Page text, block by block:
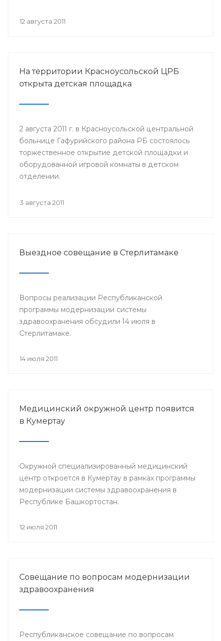
руководство и медицинский персонал РВФД,
12 августа 2011
На территории Красноусольской ЦРБ
открыта детская площадка
2 августа 2011 г. в Красноусольской центральной
больнице Гафурийского района РБ состоялось
торжественное открытие детской площадки и
оборудованной игровой комнаты в детском
отделении.
3 августа 2011
Выездное совещание в Стерлитамаке
Вопросы реализации Республиканской
программы модернизации системы
здравоохранения обсудили 14 июля в
Стерлитамаке.
14 июля 2011
Медицинский окружной центр появится
в Кумертау
Окружной специализированный медицинский
центр откроется в Кумертау в рамках программы
модернизации системы здравоохранения в
Республике Башкортостан.
12 июля 2011
Совещание по вопросам модернизации
здравоохранения
Республиканское совещание по вопросам